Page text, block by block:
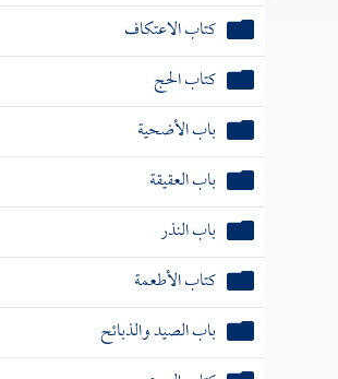
كتاب الاعتكاف
كتاب الحج
باب الأضحية
باب العقيقة
باب النذر
كتاب الأطعمة
باب الصيد والذبائح